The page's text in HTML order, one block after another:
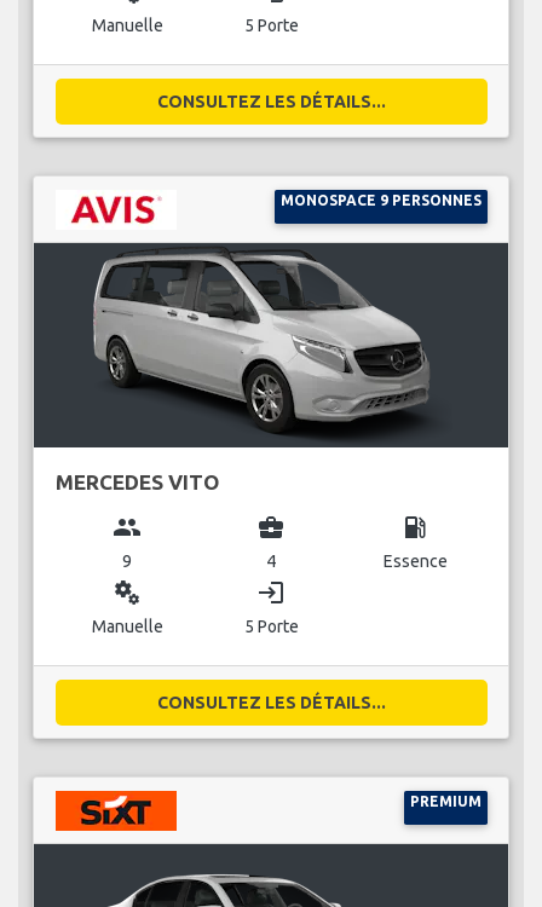
Manuelle 5 Porte
CONSULTEZ LES DÉTAILS...
MONOSPACE 9 PERSONNES
MERCEDES VITO
group
9
business_center
4
local_gas_station
Essence
miscellaneous_services
Manuelle
login
5 Porte
CONSULTEZ LES DÉTAILS...
PREMIUM